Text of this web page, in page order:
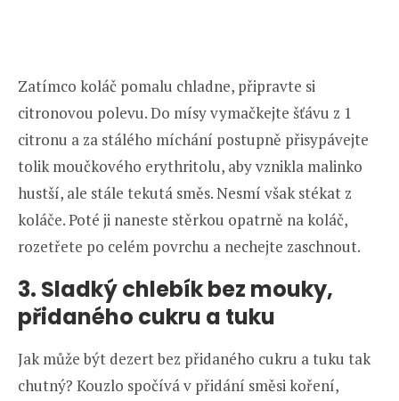
Zatímco koláč pomalu chladne, připravte si
citronovou polevu. Do mísy vymačkejte šťávu z 1
citronu a za stálého míchání postupně přisypávejte
tolik moučkového erythritolu, aby vznikla malinko
hustší, ale stále tekutá směs. Nesmí však stékat z
koláče. Poté ji naneste stěrkou opatrně na koláč,
rozetřete po celém povrchu a nechejte zaschnout.
3. Sladký chlebík bez mouky,
přidaného cukru a tuku
Jak může být dezert bez přidaného cukru a tuku tak
chutný? Kouzlo spočívá v přidání směsi koření,